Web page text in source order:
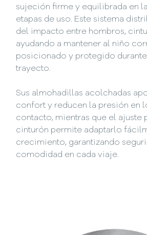
sujeción firme y equilibrada en
etapas de uso. Este sistema
del impacto entre hombros,
ayudando a mantener al niño
posicionado y protegido
trayecto.
Sus almohadillas acolchadas
confort y reducen la presión en
contacto, mientras que el ajuste
cinturón permite adaptarlo
crecimiento, garantizando
comodidad en cada viaje.